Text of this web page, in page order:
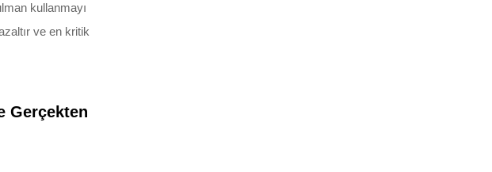
kullanmayı
ve en kritik
Gerçekten